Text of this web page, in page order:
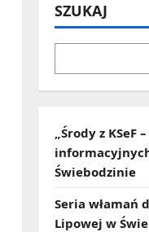
SZUKAJ
„Środy z KSeF
Świebodzinie
Seria włamań
Lipowej w